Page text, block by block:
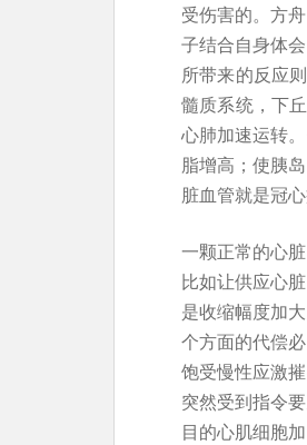
受伤害的。方
子结合自身体
所带来的反应
髓质系统，下
心肺加速运转
脂增高；使胰
脏血管就是冠心
一颗正常的心
比如让供应心
是收缩幅度加
个方面的代偿
饱受慢性应激
突然受到指令
目的心肌细胞